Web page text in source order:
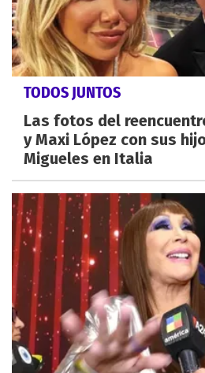
TODOS JUNTOS
Las fotos del
y Maxi López con sus
Migueles en Italia